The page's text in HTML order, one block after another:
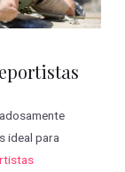
ideal para